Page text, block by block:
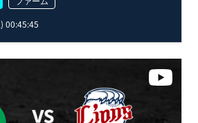
00:45:45